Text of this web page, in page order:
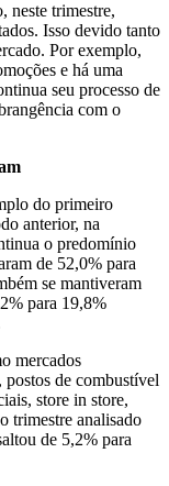
neste trimestre,
Isso devido tanto
Por exemplo,
e há uma
seu processo de
com o
do primeiro
anterior, na
o predomínio
de 52,0% para
se mantiveram
para 19,8%
mercados
postos de combustível
store in store,
trimestre analisado
de 5,2% para